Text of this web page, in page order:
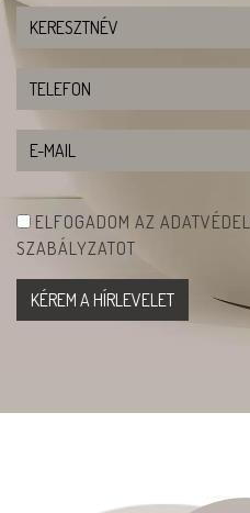
ELFOGADOM AZ
SZABÁLYZATOT